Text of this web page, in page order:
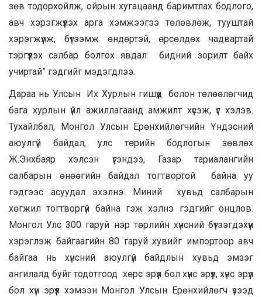
зөв тодорхойлж, ойрын хугацаанд баримтлах бодлого,
авч хэрэгжүүлэх арга хэмжээгээ төлөвлөж, тууштай
хэрэгжүүлж, бүтээмж өндөртэй, өрсөлдөх чадвартай
тэргүүлэх салбар болгох явдал бидний зорилт байх
учиртай” гэдгийг мэдэгдлээ.
Дараа нь Улсын Их Хурлын гишүүд болон төлөөлөгчид
бага хурлын үйл ажиллагаанд амжилт хүсэж, үг хэлэв.
Тухайлбал, Монгол Улсын Ерөнхийлөгчийн Үндэсний
аюулгүй байдал, улс төрийн бодлогын зөвлөх
Ж.Энхбаяр хэлсэн үгэндээ, Газар тариалангийн
салбарын өнөөгийн байдал тогтвортой байна уу
гэдгээс асуудал эхэлнэ. Миний хувьд салбарын
хөгжил тогтворгүй байна гэж хэлнэ гэдгийг онцлов.
Монгол Улс 300 гаруй нэр төрлийн хүнсний бүтээгдэхүүн
хэрэглэж байгаагийн 80 гаруй хувийг импортоор авч
байгаа нь хүнсний аюулгүй байдлын хувьд эмзэг
ангилалд буйг тодотгоод хөрс эрүүл бол хүнс эрүүл, хүнс эрүүл
бол хүн эрүүл хэмээн Монгол Улсын Ерөнхийлөгч үзээд